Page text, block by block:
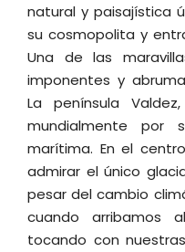
natural y paisajística
su cosmopolita y
Una de las
imponentes y
La península
mundialmente por
marítima. En el
admirar el único
pesar del cambio
cuando arribamos
tocando con